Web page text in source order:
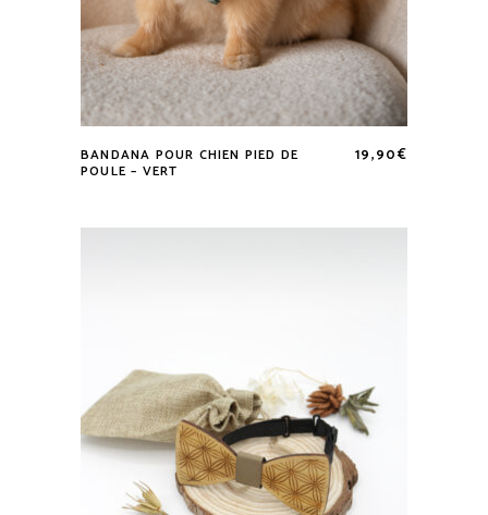
Ce
a
choisies
sur
la
BANDANA POUR CHIEN PIED DE
POULE – VERT
19,90€